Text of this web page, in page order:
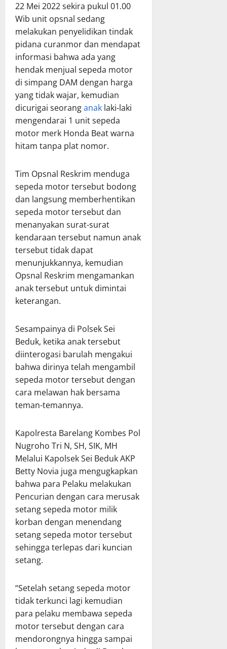
22 Mei 2022 sekira pukul 01.00
Wib unit opsnal sedang
melakukan penyelidikan tindak
pidana curanmor dan mendapat
informasi bahwa ada yang
hendak menjual sepeda motor
di simpang DAM dengan harga
yang tidak wajar, kemudian
dicurigai seoranganak laki-laki
mengendarai 1 unit sepeda
motor merk Honda Beat warna
hitam tanpa plat nomor.
Tim Opsnal Reskrim menduga
sepeda motor tersebut bodong
dan langsung memberhentikan
sepeda motor tersebut dan
menanyakan surat-surat
kendaraan tersebut namun anak
tersebut tidak dapat
menunjukkannya, kemudian
Opsnal Reskrim mengamankan
anak tersebut untuk dimintai
keterangan.
Sesampainya di Polsek Sei
Beduk, ketika anak tersebut
diinterogasi barulah mengakui
bahwa dirinya telah mengambil
sepeda motor tersebut dengan
cara melawan hak bersama
teman-temannya.
Kapolresta Barelang Kombes Pol
Nugroho Tri N, SH, SIK, MH
Melalui Kapolsek Sei Beduk AKP
Betty Novia juga mengugkapkan
bahwa para Pelaku melakukan
Pencurian dengan cara merusak
setang sepeda motor milik
korban dengan menendang
setang sepeda motor tersebut
sehingga terlepas dari kuncian
setang.
“Setelah setang sepeda motor
tidak terkunci lagi kemudian
para pelaku membawa sepeda
motor tersebut dengan cara
mendorongnya hingga sampai